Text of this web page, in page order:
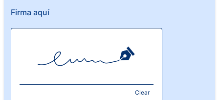
Firma aquí
Clear